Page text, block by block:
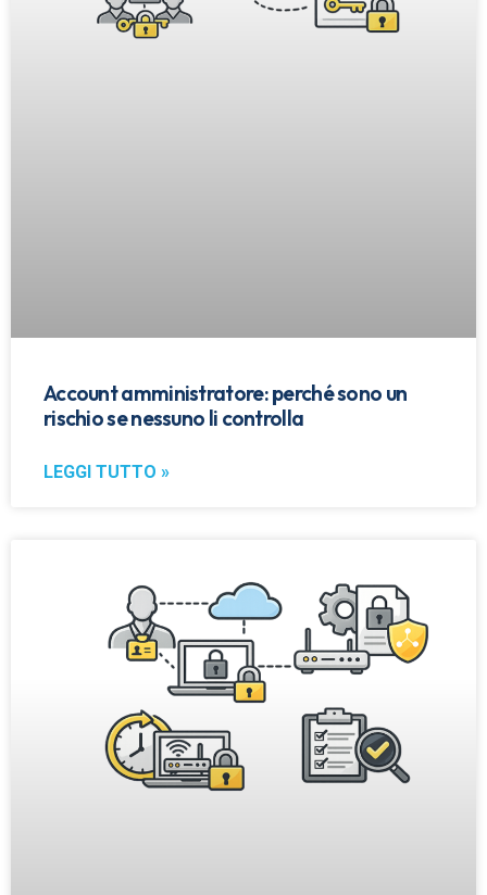
Account amministratore: perché sono un
rischio se nessuno li controlla
LEGGI TUTTO »